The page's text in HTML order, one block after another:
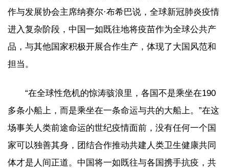
作与发展协会主席纳赛尔·布希巴说，全球新冠肺炎疫情
进入复杂阶段，中国一如既往地将疫苗作为全球公共产
品，与其他国家积极开展合作生产，体现了大国风范和
担当。
“在全球性危机的惊涛骇浪里，各国不是乘坐在190
多条小船上，而是乘坐在一条命运与共的大船上。”在这
场事关人类前途命运的世纪疫情面前，没有任何一个国
家可以独善其身，团结合作推动共建人类卫生健康共同
体才是人间正道。中国将一如既往与各国携手抗疫，共